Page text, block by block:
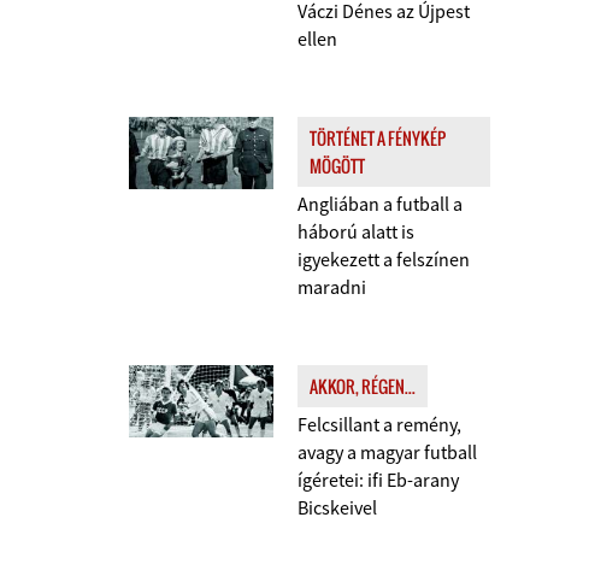
Váczi Dénes az Újpest
ellen
TÖRTÉNET A FÉNYKÉP
MÖGÖTT
Angliában a futball a
háború alatt is
igyekezett a felszínen
maradni
AKKOR, RÉGEN...
Felcsillant a remény,
avagy a magyar futball
ígéretei: ifi Eb-arany
Bicskeivel